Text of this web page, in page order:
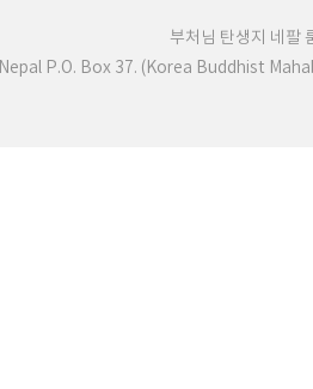
부처님 탄생지 네팔
Nepal P.O. Box 37. (Korea Buddhist